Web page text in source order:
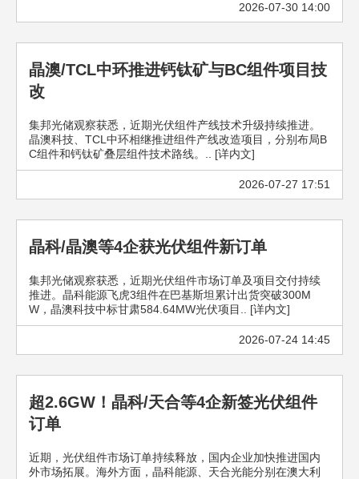
2026-07-30 14:00
晶澳/TCL中环推进钙钛矿与BC组件项目技
改
集邦光储观察获悉，近期光伏组件产线技术升级持续推进。
晶澳科技、TCL中环相继推进组件产线改造项目，分别布局B
C组件和钙钛矿叠层组件技术路线。.. [详内文]
2026-07-27 17:51
晶科/晶澳等4企获光伏组件新订单
集邦光储观察获悉，近期光伏组件市场订单及项目交付持续
推进。晶科能源飞虎3组件在巴基斯坦累计出货突破300M
W，晶澳科技中标甘肃584.64MW光伏项目.. [详内文]
2026-07-24 14:45
超2.6GW！晶科/天合等4企新签光伏组件
订单
近期，光伏组件市场订单持续释放，国内企业加快推进国内
外市场拓展。海外方面，晶科能源、天合光能分别在澳大利